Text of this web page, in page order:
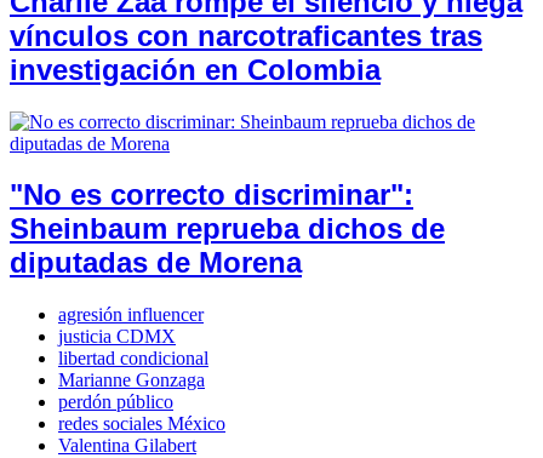
vínculos con narcotraficantes tras
investigación en Colombia
"No es correcto discriminar":
Sheinbaum reprueba dichos de
diputadas de Morena
agresión influencer
justicia CDMX
libertad condicional
Marianne Gonzaga
perdón público
redes sociales México
Valentina Gilabert